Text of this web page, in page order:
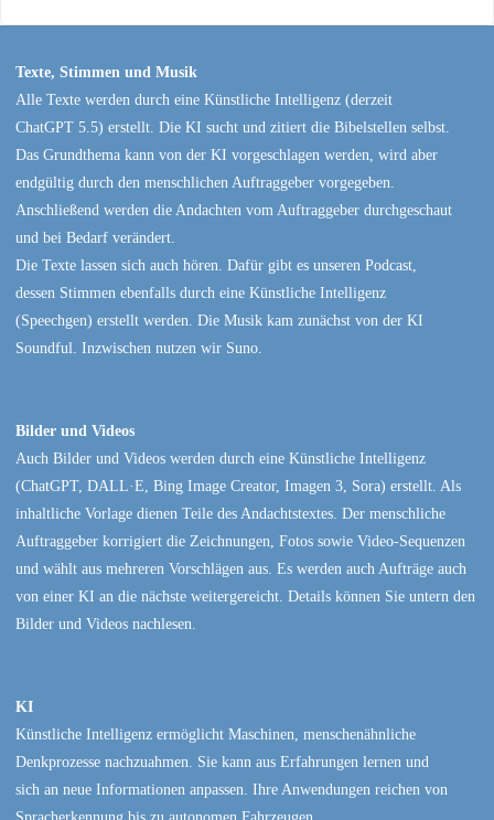
Texte, Stimmen und Musik
Alle Texte werden durch eine Künstliche Intelligenz (derzeit
ChatGPT 5.5) erstellt. Die KI sucht und zitiert die Bibelstellen selbst.
Das Grundthema kann von der KI vorgeschlagen werden, wird aber
endgültig durch den menschlichen Auftraggeber vorgegeben.
Anschließend werden die Andachten vom Auftraggeber durchgeschaut
und bei Bedarf verändert.
Die Texte lassen sich auch hören. Dafür gibt es unseren Podcast,
dessen Stimmen ebenfalls durch eine Künstliche Intelligenz
(Speechgen) erstellt werden. Die Musik kam zunächst von der KI
Soundful. Inzwischen nutzen wir Suno.
Bilder und Videos
Auch Bilder und Videos werden durch eine Künstliche Intelligenz
(ChatGPT, DALL·E, Bing Image Creator, Imagen 3, Sora) erstellt. Als
inhaltliche Vorlage dienen Teile des Andachtstextes. Der menschliche
Auftraggeber korrigiert die Zeichnungen, Fotos sowie Video-Sequenzen
und wählt aus mehreren Vorschlägen aus. Es werden auch Aufträge auch
von einer KI an die nächste weitergereicht. Details können Sie untern den
Bilder und Videos nachlesen.
KI
Künstliche Intelligenz ermöglicht Maschinen, menschenähnliche
Denkprozesse nachzuahmen. Sie kann aus Erfahrungen lernen und
sich an neue Informationen anpassen. Ihre Anwendungen reichen von